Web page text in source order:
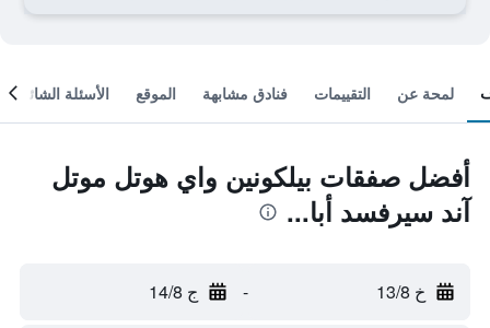
لمحة عن التقييمات فنادق مشابهة الموقع الأسئلة الشائعة
أفضل صفقات بيلكونين واي هوتل موتل
آند سيرفسد أبا...
خ 13/8 - ج 14/8